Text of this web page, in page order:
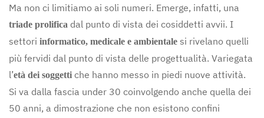
Ma non ci limitiamo ai soli numeri. Emerge, infatti, una
triade prolifica dal punto di vista dei cosiddetti avvii. I
settori informatico, medicale e ambientale si rivelano quelli
più fervidi dal punto di vista delle progettualità. Variegata
l’età dei soggetti che hanno messo in piedi nuove attività.
Si va dalla fascia under 30 coinvolgendo anche quella dei
50 anni, a dimostrazione che non esistono confini